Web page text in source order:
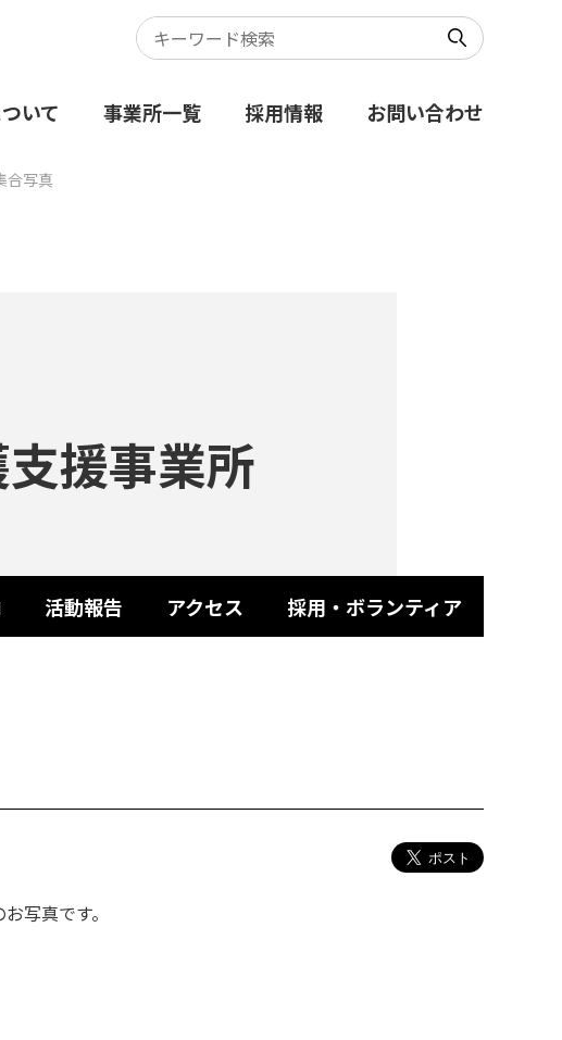
いて 事業所一覧 採用情報 お問い合わせ
合写真
援事業所
活動報告 アクセス 採用・ボランティア
写真です。